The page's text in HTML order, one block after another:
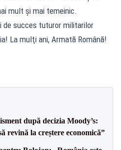
mult și mai temeinic.
de succes tuturor militarilor
La mulţi ani, Armată Română!
după decizia Moody’s:
revină la creștere economică”